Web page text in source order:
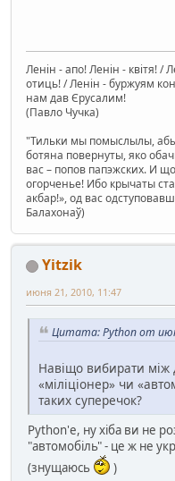
Ленін - апо! Ленін - квітя! /
отиць! / Ленін - буржуям
нам дав Єрусалим!
(Павло Чучка)
"Тильки мы помыслылы,
ботяна повернуты, яко
вас – попов папэжских. И
огорченье! Ибо крычаты
акбар!», од вас
Балахонаў)
Yitzik
июня 21, 2010, 11:47
Цитата: Python от
Навіщо вибирати
«міліціонер» чи
таких суперечок?
Python'е, ну хіба ви не
"автомобіль" - це ж не
(знущаюсь
)